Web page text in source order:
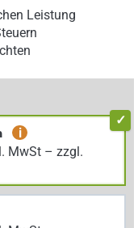
Leistung
i
MwSt – zzgl.